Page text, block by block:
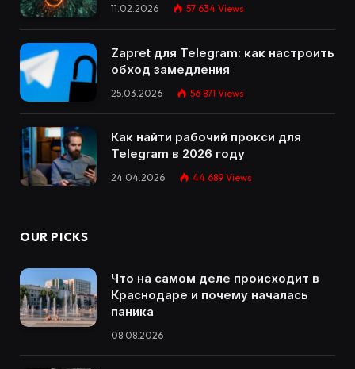
11.02.2026 57 634 Views
Zapret для Telegram: как настроить
обход замедления
25.03.2026 56 871 Views
Как найти рабочий прокси для
Telegram в 2026 году
24.04.2026 44 689 Views
OUR PICKS
Что на самом деле происходит в
Краснодаре и почему началась
паника
08.08.2026